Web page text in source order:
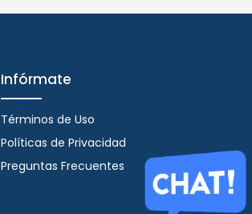
Infórmate
Términos de Uso
Políticas de Privacidad
Preguntas Frecuentes